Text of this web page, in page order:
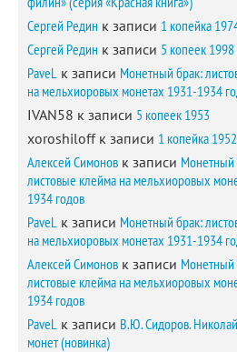
Сергей Редин к записи 1 копейка
Сергей Редин к записи 5 копеек 1998
PaveL к записи Монетный брак:
на мельхиоровых монетах 1931-1934
IVAN58 к записи 5 копеек 1953
xoroshiloffк записи 1 копейка 1952
Алексей Симонов к записи Монетный
листовые клейма на мельхиоровых
1934 годов
PaveL к записи Монетный брак:
на мельхиоровых монетах 1931-1934
Алексей Симонов к записи Монетный
листовые клейма на мельхиоровых
1934 годов
PaveL к записи В.Ю. Сидоров.
монет (новинка)